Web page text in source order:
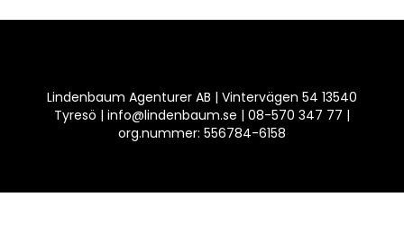
Lindenbaum Agenturer AB | Vintervägen 54 13540
Tyresö | info@lindenbaum.se | 08-570 347 77 |
org.nummer: 556784-6158